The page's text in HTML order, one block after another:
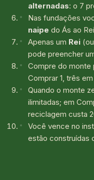
alternadas: o 7
Nas fundações
naipe do Ás ao
Apenas um Rei
pode preencher
Compre do monte
Comprar 1, três
Quando o monte
ilimitadas; em
reciclagem custa
Você vence no
estão construídas